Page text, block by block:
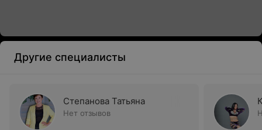
Другие специалисты
Степанова Татьяна
Нет отзывов